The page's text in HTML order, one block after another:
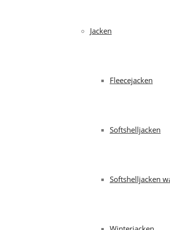
Jacken
Fleecejacken
Softshelljacken
Softshelljacken